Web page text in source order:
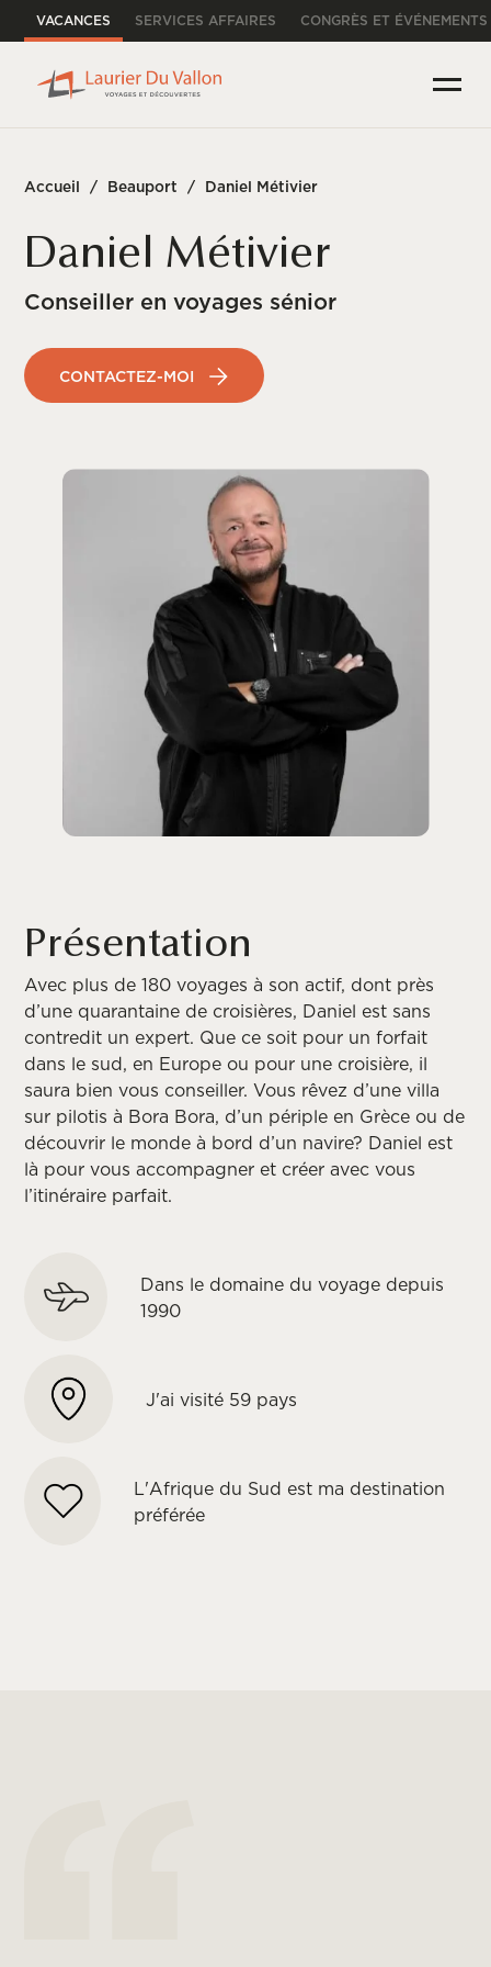
VACANCES SERVICES AFFAIRES CONGRÈS ET ÉVÉNEMENTS
Accueil / Beauport / Daniel Métivier
Daniel Métivier
Conseiller en voyages sénior
CONTACTEZ-MOI
Présentation
Avec plus de 180 voyages à son actif, dont près
d’une quarantaine de croisières, Daniel est sans
contredit un expert. Que ce soit pour un forfait
dans le sud, en Europe ou pour une croisière, il
saura bien vous conseiller. Vous rêvez d’une villa
sur pilotis à Bora Bora, d’un périple en Grèce ou de
découvrir le monde à bord d’un navire? Daniel est
là pour vous accompagner et créer avec vous
l’itinéraire parfait.
Dans le domaine du voyage depuis
1990
J'ai visité 59 pays
L'Afrique du Sud est ma destination
préférée